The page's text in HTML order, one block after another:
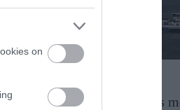
on
A magyar gazdaság is